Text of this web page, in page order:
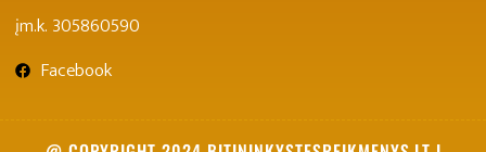
įm.k. 305860590
Facebook